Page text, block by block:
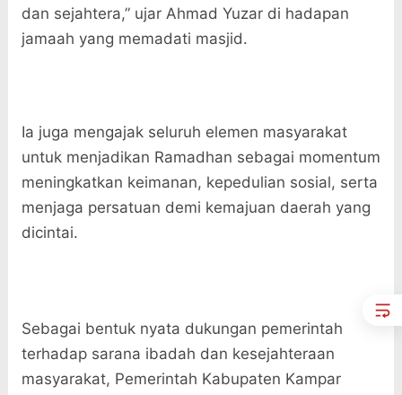
dan sejahtera,” ujar Ahmad Yuzar di hadapan
jamaah yang memadati masjid.
Ia juga mengajak seluruh elemen masyarakat
untuk menjadikan Ramadhan sebagai momentum
meningkatkan keimanan, kepedulian sosial, serta
menjaga persatuan demi kemajuan daerah yang
dicintai.
Sebagai bentuk nyata dukungan pemerintah
terhadap sarana ibadah dan kesejahteraan
masyarakat, Pemerintah Kabupaten Kampar